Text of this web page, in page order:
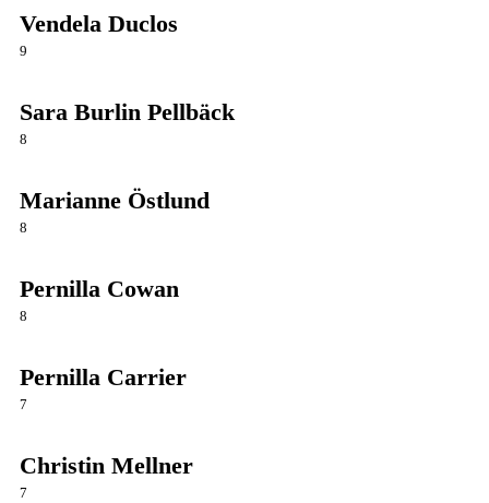
Vendela Duclos
9
Sara Burlin Pellbäck
8
Marianne Östlund
8
Pernilla Cowan
8
Pernilla Carrier
7
Christin Mellner
7